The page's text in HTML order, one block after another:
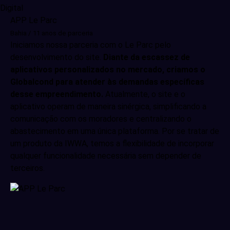
APP Le Parc
Bahia / 11 anos de parceria
Iniciamos nossa parceria com o Le Parc pelo
desenvolvimento do site. Diante da escassez de
aplicativos personalizados no mercado, criamos o
Globalcond para atender às demandas específicas
desse empreendimento. Atualmente, o site e o
aplicativo operam de maneira sinérgica, simplificando a
comunicação com os moradores e centralizando o
abastecimento em uma única plataforma. Por se tratar de
um produto da IWWA, temos a flexibilidade de incorporar
qualquer funcionalidade necessária sem depender de
terceiros.